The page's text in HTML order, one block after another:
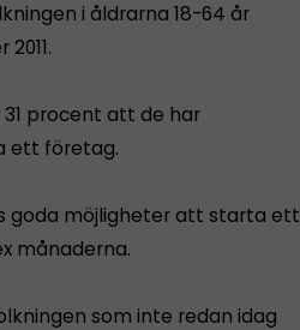
i åldrarna 18-64 år
procent att de har
ett företag.
goda möjligheter att starta ett
månaderna.
som inte redan idag